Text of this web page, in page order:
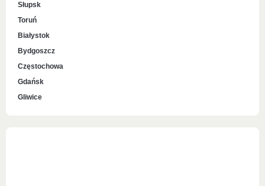
Słupsk
Toruń
Białystok
Bydgoszcz
Częstochowa
Gdańsk
Gliwice